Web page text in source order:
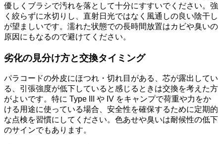
優しくブラシで汚れを落として十分にすすいでください。強
く絞らずに水切りし、直射日光ではなく風通しの良い陰干し
が望ましいです。濡れた状態での長時間放置はカビや臭いの
原因にもなるので避けてください。
劣化の見分け方と交換タイミング
パラコードの外皮にほつれ・切れ目がある、芯が露出してい
る、引張強度が低下していると感じるときは交換を考えた方
がよいです。特に Type III や IV をキャンプで荷重や力をか
ける用途に使っている場合、安全性を確保するために定期的
な点検を習慣にしてください。色あせや臭いは耐候性の低下
のサインでもあります。